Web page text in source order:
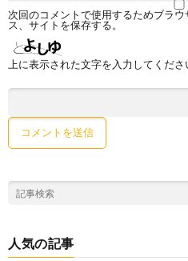
次回のコメントで使用するためブラ
ス、サイトを保存する。
上に表示された文字を入力してくださ
人気の記事